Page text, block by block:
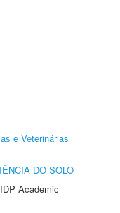
e Veterinárias
DO SOLO
Academic